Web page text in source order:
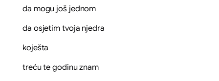
da mogu još jednom
da osjetim tvoja njedra
koješta
treću te godinu znam